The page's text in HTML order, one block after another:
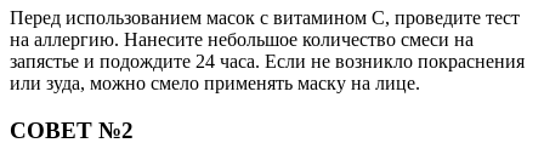
Перед использованием масок с витамином С, проведите тест
на аллергию. Нанесите небольшое количество смеси на
запястье и подождите 24 часа. Если не возникло покраснения
или зуда, можно смело применять маску на лице.
СОВЕТ №2